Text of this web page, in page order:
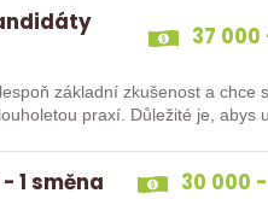
37
základní zkušenost a chce
1 směna 30 000